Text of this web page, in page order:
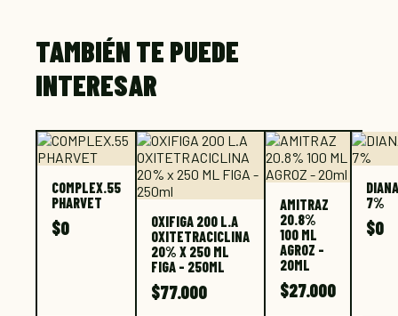
TAMBIÉN TE PUEDE
INTERESAR
COMPLEX.55
PHARVET
$0
OXIFIGA 200 L.A
OXITETRACICLINA
20% X 250 ML
FIGA - 250ML
$77.000
AMITRAZ
20.8%
100 ML
AGROZ -
20ML
$27.000
7%
$0